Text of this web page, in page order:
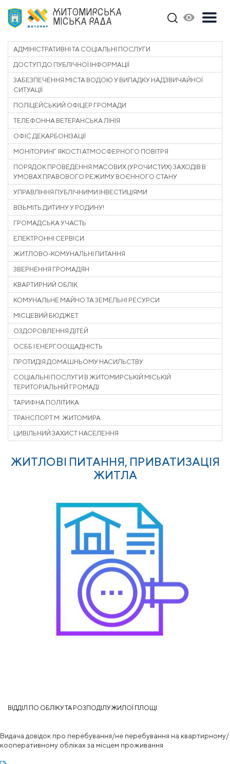
ЖИТОМИРСЬКА
МІСЬКА РАДА
ЖИТЛОВІ ПИТАННЯ, ПРИВАТИЗАЦІЯ
ЖИТЛА
ВІДДІЛ ПО ОБЛІКУ ТА РОЗПОДІЛУ ЖИЛОЇ ПЛОЩІ
Видача довідок про перебування/не перебування на квартирному/
кооперативному обліках за місцем проживання
АДМІНІСТРАТИВНІ ТА СОЦІАЛЬНІ ПОСЛУГИ
ДОСТУП ДО ПУБЛІЧНОЇ ІНФОРМАЦІЇ
ЗАБЕЗПЕЧЕННЯ МІСТА ВОДОЮ У ВИПАДКУ НАДЗВИЧАЙНОЇ
СИТУАЦІЇ
ПОЛІЦЕЙСЬКИЙ ОФІЦЕР ГРОМАДИ
ТЕЛЕФОННА ВЕТЕРАНСЬКА ЛІНІЯ
ОФІС ДЕКАРБОНІЗАЦІЇ
МОНІТОРИНГ ЯКОСТІ АТМОСФЕРНОГО ПОВІТРЯ
ПОРЯДОК ПРОВЕДЕННЯ МАСОВИХ (УРОЧИСТИХ) ЗАХОДІВ В
УМОВАХ ПРАВОВОГО РЕЖИМУ ВОЄННОГО СТАНУ
УПРАВЛІННЯ ПУБЛІЧНИМИ ІНВЕСТИЦІЯМИ
ВІЗЬМІТЬ ДИТИНУ У РОДИНУ!
ГРОМАДСЬКА УЧАСТЬ
ЕЛЕКТРОННІ СЕРВІСИ
ЖИТЛОВО-КОМУНАЛЬНІ ПИТАННЯ
ЗВЕРНЕННЯ ГРОМАДЯН
КВАРТИРНИЙ ОБЛІК
КОМУНАЛЬНЕ МАЙНО ТА ЗЕМЕЛЬНІ РЕСУРСИ
МІСЦЕВИЙ БЮДЖЕТ
ОЗДОРОВЛЕННЯ ДІТЕЙ
ОСББ І ЕНЕРГООЩАДНІСТЬ
ПРОТИДІЯ ДОМАШНЬОМУ НАСИЛЬСТВУ
СОЦІАЛЬНІ ПОСЛУГИ В ЖИТОМИРСЬКІЙ МІСЬКІЙ
ТЕРИТОРІАЛЬНІЙ ГРОМАДІ
ТАРИФНА ПОЛІТИКА
ТРАНСПОРТ М. ЖИТОМИРА
ЦИВІЛЬНИЙ ЗАХИСТ НАСЕЛЕННЯ